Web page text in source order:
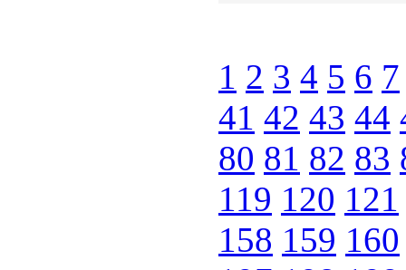
1 2 3 4 5 6 7
41 42 43 44
80 81 82 83
119 120 121
158 159 160